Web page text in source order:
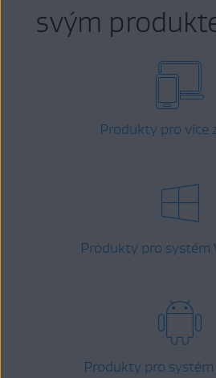
svým
Produkty pro více
Produkty pro systém
Produkty pro